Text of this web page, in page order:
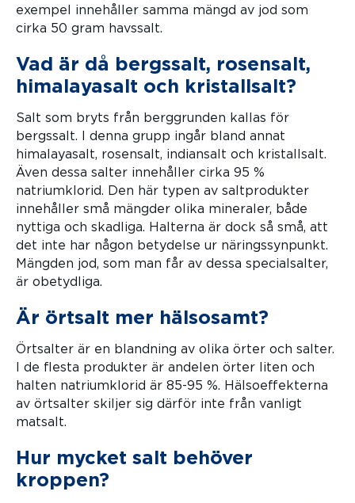
exempel innehåller samma mängd av jod som
cirka 50 gram havssalt.
Vad är då bergssalt, rosensalt,
himalayasalt och kristallsalt?
Salt som bryts från berggrunden kallas för
bergssalt. I denna grupp ingår bland annat
himalayasalt, rosensalt, indiansalt och kristallsalt.
Även dessa salter innehåller cirka 95 %
natriumklorid. Den här typen av saltprodukter
innehåller små mängder olika mineraler, både
nyttiga och skadliga. Halterna är dock så små, att
det inte har någon betydelse ur näringssynpunkt.
Mängden jod, som man får av dessa specialsalter,
är obetydliga.
Är örtsalt mer hälsosamt?
Örtsalter är en blandning av olika örter och salter.
I de flesta produkter är andelen örter liten och
halten natriumklorid är 85-95 %. Hälsoeffekterna
av örtsalter skiljer sig därför inte från vanligt
matsalt.
Hur mycket salt behöver
kroppen?